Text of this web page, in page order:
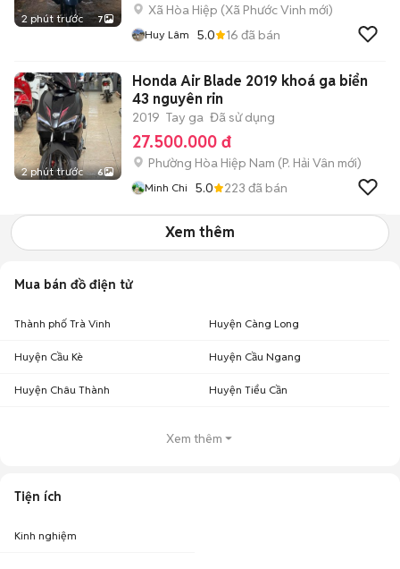
2 phút trước 7
Xã Hòa Hiệp (Xã Phước Vinh mới)
Huy Lâm 5.0 16 đã bán
2 phút trước 6
Honda Air Blade 2019 khoá ga biển
43 nguyên rin
2019 Tay ga Đã sử dụng
27.500.000 đ
Phường Hòa Hiệp Nam (P. Hải Vân mới)
Minh Chi 5.0 223 đã bán
Xem thêm
Mua bán đồ điện tử
Thành phố Trà Vinh Huyện Càng Long
Huyện Cầu Kè Huyện Cầu Ngang
Huyện Châu Thành Huyện Tiểu Cần
Xem thêm
Tiện ích
Kinh nghiệm